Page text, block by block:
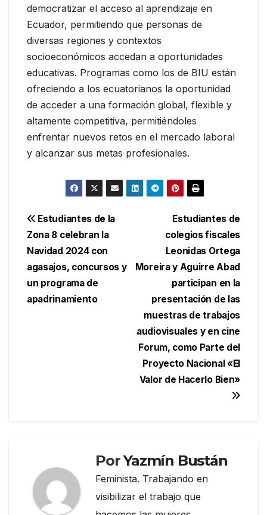
democratizar el acceso al aprendizaje en
Ecuador, permitiendo que personas de
diversas regiones y contextos
socioeconómicos accedan a oportunidades
educativas. Programas como los de BIU están
ofreciendo a los ecuatorianos la oportunidad
de acceder a una formación global, flexible y
altamente competitiva, permitiéndoles
enfrentar nuevos retos en el mercado laboral
y alcanzar sus metas profesionales.
Navegación
de
entradas
Estudiantes de
colegios fiscales
Leonidas Ortega
Moreira y Aguirre Abad
participan en la
presentación de las
muestras de trabajos
audiovisuales y en cine
Forum, como Parte del
Proyecto Nacional «El
Valor de Hacerlo Bien»
Estudiantes de la
Zona 8 celebran la
Navidad 2024 con
agasajos, concursos y
un programa de
apadrinamiento
PorYazmín Bustán
Feminista. Trabajando en
visibilizar el trabajo que